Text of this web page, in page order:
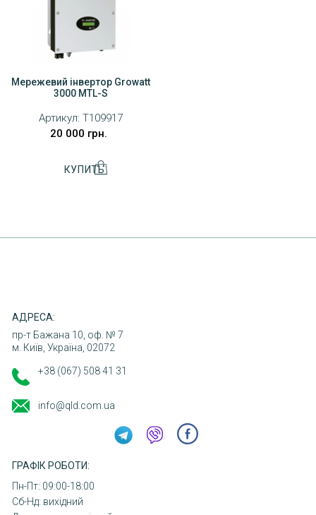
Мережевий інвертор Growatt
3000 MTL-S
Артикул: T109917
20 000 грн.
АДРЕСА:
пр-т Бажана 10, оф. № 7
м. Київ, Україна, 02072
ГРАФІК РОБОТИ:
Пн-Пт: 09:00-18:00
Сб-Нд: вихідний
+38 (067) 508 41 31
info@qld.com.ua